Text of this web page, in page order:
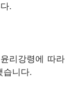
.
리강령에 따라
습니다.